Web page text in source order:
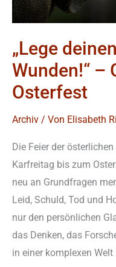
„Lege
Wunden!“ –
Osterfest
Archiv / Von Elisabeth
Die Feier der
Karfreitag bis zum
neu an Grundfragen
Leid, Schuld, Tod und
nur den persönlichen
das Denken, das
in einer komplexen
zum
Osterfest